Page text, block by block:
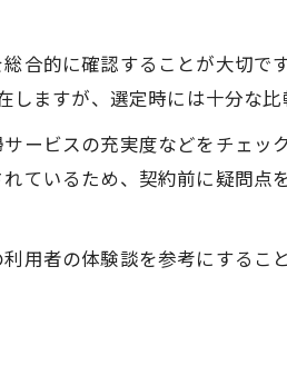
合的に確認することが大切で
ますが、選定時には十分な比
ービスの充実度などをチェッ
ているため、契約前に疑問点
用者の体験談を参考にするこ